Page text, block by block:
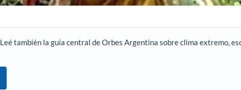
Leé también la guía central de Orbes Argentina sobre clima extremo,